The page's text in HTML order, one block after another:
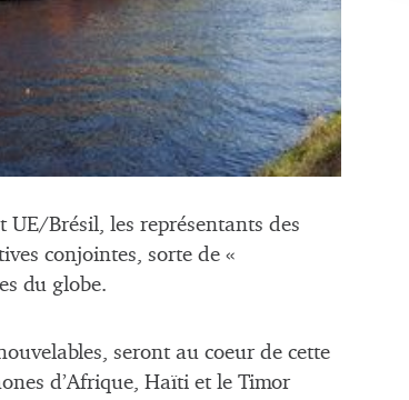
Brésil, les représentants des
conjointes, sorte de «
du globe.
seront au coeur de cette
d’Afrique, Haïti et le Timor